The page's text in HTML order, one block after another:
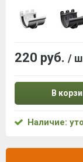
220 руб. /
В
Наличие: